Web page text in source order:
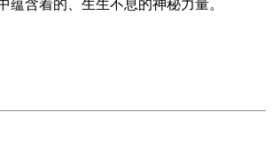
蕴含着的、生生不息的神秘力量。